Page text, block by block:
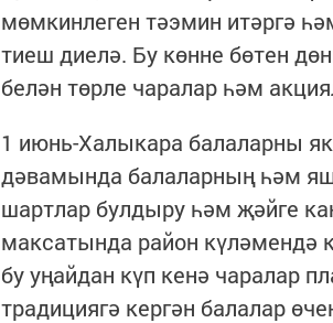
мөмкинлеген тәэмин итәргә
тиеш диелә. Бу көнне бөтен
белән төрле чаралар һәм
1 июнь-Халыкара балаларны
дәвамында балаларның һәм
шартлар булдыру һәм җәйге
максатында район күләмендә
бу уңайдан күп кенә чаралар
традициягә кергән балалар